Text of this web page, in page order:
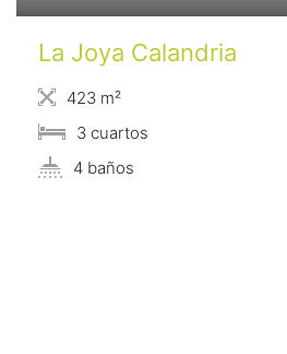
La Joya Calandria
423 m²
3 сuartos
4 baños